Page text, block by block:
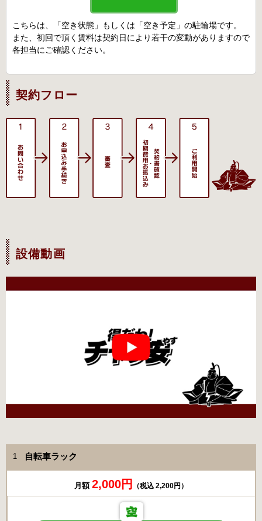
こちらは、「空き状態」もしくは「空き予定」の駐輪場です。
また、初回で頂く賃料は契約日により若干の変動がありますので
各担当にご確認ください。
契約フロー
設備動画
1 自転車ラック
月額 2,000円 （税込 2,200円）